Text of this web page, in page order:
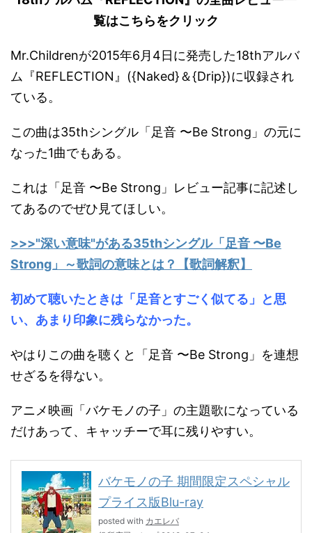
覧はこちらをクリック
Mr.Childrenが2015年6月4日に発売した18thアルバ
ム『REFLECTION』({Naked}＆{Drip})に収録され
ている。
この曲は35thシングル「足音 〜Be Strong」の元に
なった1曲でもある。
これは「足音 〜Be Strong」レビュー記事に記述し
てあるのでぜひ見てほしい。
>>>"深い意味"がある35thシングル「足音 〜Be
Strong」～歌詞の意味とは？【歌詞解釈】
初めて聴いたときは「足音とすごく似てる」と思
い、あまり印象に残らなかった。
やはりこの曲を聴くと「足音 〜Be Strong」を連想
せざるを得ない。
アニメ映画「バケモノの子」の主題歌になっている
だけあって、キャッチーで耳に残りやすい。
バケモノの子 期間限定スペシャル
プライス版Blu-ray
posted with カエレバ